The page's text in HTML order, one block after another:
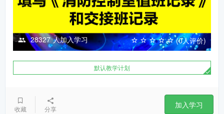
28327 人加入学习 (0人评价)
默认教学计划
收藏 分享 加入学习